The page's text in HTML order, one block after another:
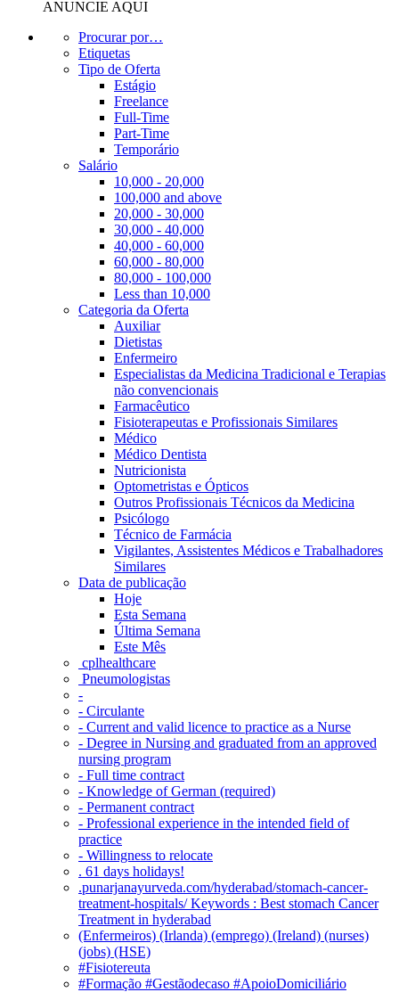
ANUNCIE AQUI
Procurar por…
Etiquetas
Tipo de Oferta
Estágio
Freelance
Full-Time
Part-Time
Temporário
Salário
10,000 - 20,000
100,000 and above
20,000 - 30,000
30,000 - 40,000
40,000 - 60,000
60,000 - 80,000
80,000 - 100,000
Less than 10,000
Categoria da Oferta
Auxiliar
Dietistas
Enfermeiro
Especialistas da Medicina Tradicional e Terapias
não convencionais
Farmacêutico
Fisioterapeutas e Profissionais Similares
Médico
Médico Dentista
Nutricionista
Optometristas e Ópticos
Outros Profissionais Técnicos da Medicina
Psicólogo
Técnico de Farmácia
Vigilantes, Assistentes Médicos e Trabalhadores
Similares
Data de publicação
Hoje
Esta Semana
Última Semana
Este Mês
‎ cplhealthcare‬
Pneumologistas
-
- Circulante
- Current and valid licence to practice as a Nurse
- Degree in Nursing and graduated from an approved
nursing program
- Full time contract
- Knowledge of German (required)
- Permanent contract
- Professional experience in the intended field of
practice
- Willingness to relocate
. 61 days holidays!
.punarjanayurveda.com/hyderabad/stomach-cancer-
treatment-hospitals/ Keywords : Best stomach Cancer
Treatment in hyderabad
(Enfermeiros) (Irlanda) (emprego) (Ireland) (nurses)
(jobs) (HSE)
#Fisiotereuta
#Formação #Gestãodecaso #ApoioDomiciliário